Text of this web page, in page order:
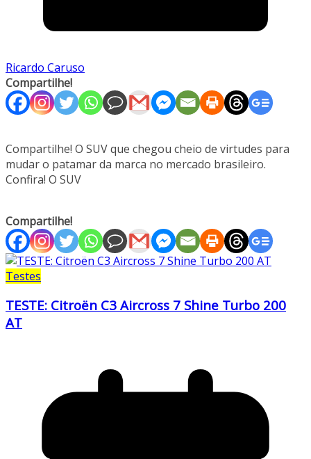
Ricardo Caruso
Compartilhe!
Compartilhe! O SUV que chegou cheio de virtudes para
mudar o patamar da marca no mercado brasileiro.
Confira! O SUV
Compartilhe!
Testes
TESTE: Citroën C3 Aircross 7 Shine Turbo 200
AT